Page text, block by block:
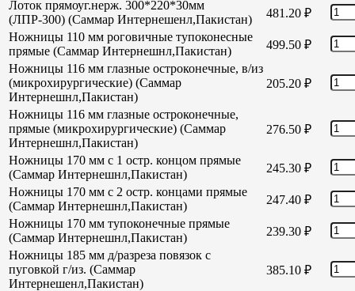
Лоток прямоуг.нерж. 300*220*30мм
(ЛПР-300) (Саммар Интернешенл,Пакистан)
481.20 ₽
Ножницы 110 мм роговичные тупоконесные
прямые (Саммар Интернешнл,Пакистан)
499.50 ₽
Ножницы 116 мм глазные остроконечные, в/из
(микрохирургические) (Саммар
Интернешнл,Пакистан)
205.20 ₽
Ножницы 116 мм глазные остроконечные,
прямые (микрохирургические) (Саммар
Интернешнл,Пакистан)
276.50 ₽
Ножницы 170 мм с 1 остр. концом прямые
(Саммар Интернешнл,Пакистан)
245.30 ₽
Ножницы 170 мм с 2 остр. концами прямые
(Саммар Интернешнл,Пакистан)
247.40 ₽
Ножницы 170 мм тупоконечные прямые
(Саммар Интернешнл,Пакистан)
239.30 ₽
Ножницы 185 мм д/разреза повязок с
пуговкой г/из. (Саммар
Интернешенл,Пакистан)
385.10 ₽